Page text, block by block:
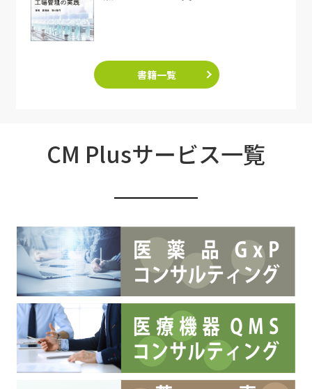
書籍一覧
CM Plusサービス一覧